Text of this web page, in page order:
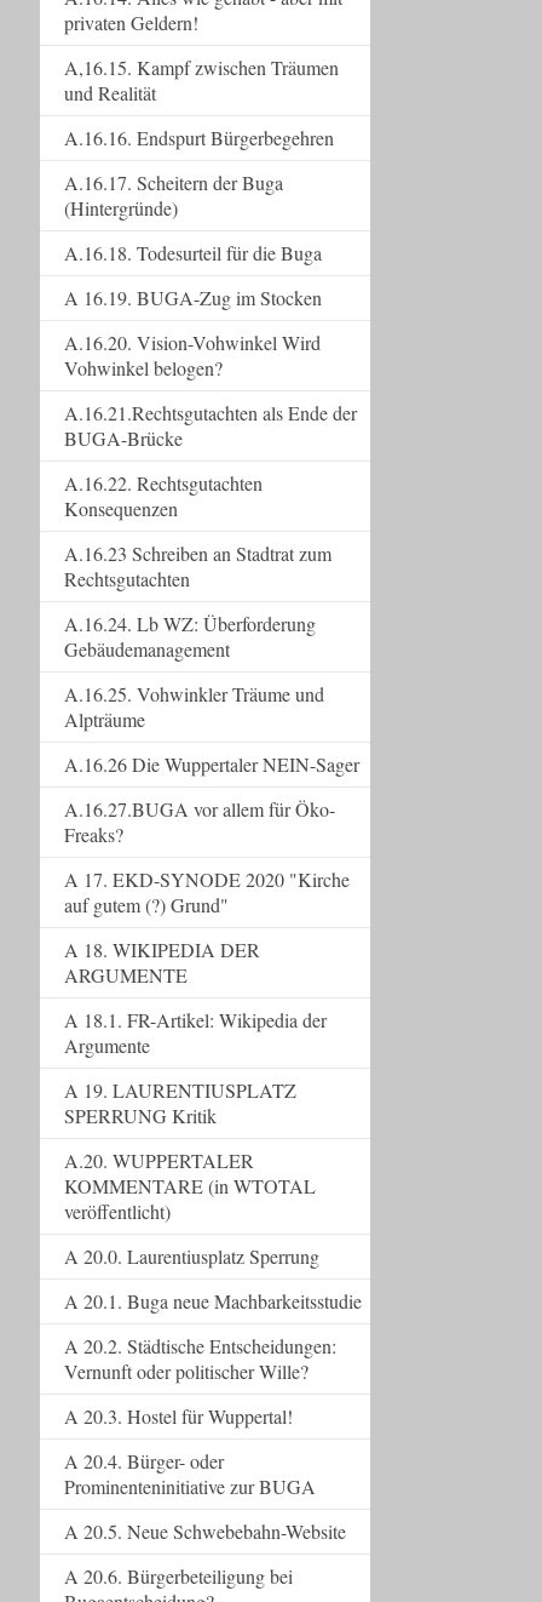
privaten Geldern!
A,16.15. Kampf zwischen Träumen
und Realität
A.16.16. Endspurt Bürgerbegehren
A.16.17. Scheitern der Buga
(Hintergründe)
A.16.18. Todesurteil für die Buga
A 16.19. BUGA-Zug im Stocken
A.16.20. Vision-Vohwinkel Wird
Vohwinkel belogen?
A.16.21.Rechtsgutachten als Ende der
BUGA-Brücke
A.16.22. Rechtsgutachten
Konsequenzen
A.16.23 Schreiben an Stadtrat zum
Rechtsgutachten
A.16.24. Lb WZ: Überforderung
Gebäudemanagement
A.16.25. Vohwinkler Träume und
Alpträume
A.16.26 Die Wuppertaler NEIN-Sager
A.16.27.BUGA vor allem für Öko-
Freaks?
A 17. EKD-SYNODE 2020 "Kirche
auf gutem (?) Grund"
A 18. WIKIPEDIA DER
ARGUMENTE
A 18.1. FR-Artikel: Wikipedia der
Argumente
A 19. LAURENTIUSPLATZ
SPERRUNG Kritik
A.20. WUPPERTALER
KOMMENTARE (in WTOTAL
veröffentlicht)
A 20.0. Laurentiusplatz Sperrung
A 20.1. Buga neue Machbarkeitsstudie
A 20.2. Städtische Entscheidungen:
Vernunft oder politischer Wille?
A 20.3. Hostel für Wuppertal!
A 20.4. Bürger- oder
Prominenteninitiative zur BUGA
A 20.5. Neue Schwebebahn-Website
A 20.6. Bürgerbeteiligung bei